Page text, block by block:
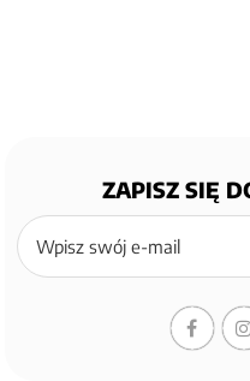
ZAPISZ SIĘ
Zapisz
się
newslettera